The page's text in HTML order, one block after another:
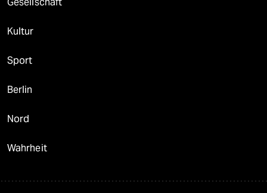
Kultur
Sport
Berlin
Nord
Wahrheit